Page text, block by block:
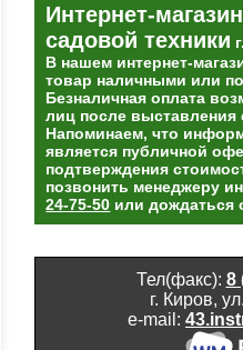
Интернет-магазин
садовой техники
В нашем интернет-
товар наличными или
Безналичная оплата
лиц после выставления
Напоминаем, что
является публичной
подтверждения
позвонить менеджеру
24-75-50 или дождаться
Тел(факс): 8
г. Киров,
e-mail: